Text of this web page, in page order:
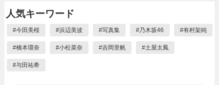
人気キーワード
#今田美桜 #浜辺美波 #写真集 #乃木坂46 #有村架純
#橋本環奈 #小松菜奈 #吉岡里帆 #土屋太鳳
#与田祐希